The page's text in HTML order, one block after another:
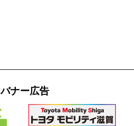
バナー広告